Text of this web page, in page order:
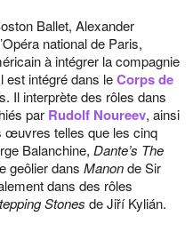
Ballet, Alexander
national de Paris,
à intégrer la compagnie
est intégré dans leCorps de
Il interprète des rôles dans
par Rudolf Noureev, ainsi
œuvres telles que les cinq
Balanchine, Dante’s The
geôlier dans Manonde Sir
dans des rôles
Stones de Jiří Kylián.